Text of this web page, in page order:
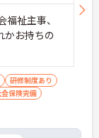
祉主事、
かお持ちの
研修制度あり
保険完備